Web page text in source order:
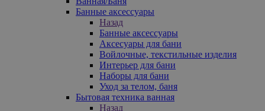
Банные аксессуары
Назад
Банные аксессуары
Аксесуары для бани
Войлочные, текстильные изделия
Интерьер для бани
Наборы для бани
Уход за телом, баня
Бытовая техника ванная
Назад